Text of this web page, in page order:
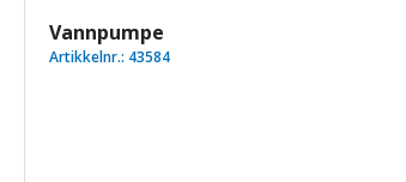
Vannpumpe
Artikkelnr.: 43584